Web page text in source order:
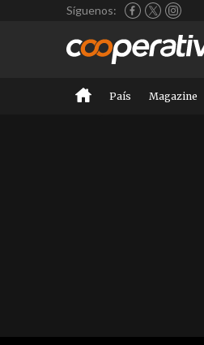
Síguenos:
País Magazine